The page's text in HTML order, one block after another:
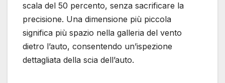
scala del 50 percento, senza sacrificare la
precisione. Una dimensione più piccola
significa più spazio nella galleria del vento
dietro l’auto, consentendo un’ispezione
dettagliata della scia dell’auto.